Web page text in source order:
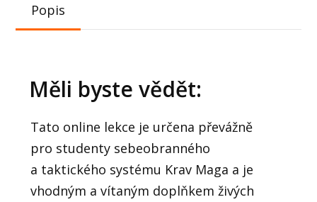
Popis
Měli byste vědět:
Tato online lekce je určena převážně
pro studenty sebeobranného
a taktického systému Krav Maga a je
vhodným a vítaným doplňkem živých